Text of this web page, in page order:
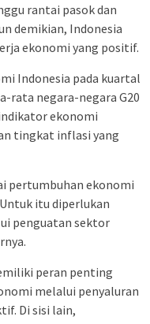
rantai pasok dan
demikian, Indonesia
ekonomi yang positif.
Indonesia pada kuartal
rata negara-negara G20
ekonomi
tingkat inflasi yang
pertumbuhan ekonomi
itu diperlukan
penguatan sektor
peran penting
melalui penyaluran
Di sisi lain,